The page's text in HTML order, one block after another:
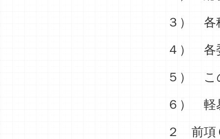
３） 各
４） 各
５） こ
６） 軽
２ 前項